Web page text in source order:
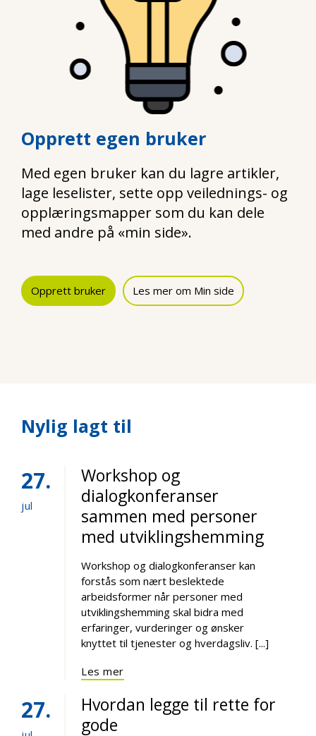
Opprett egen bruker
Med egen bruker kan du lagre artikler,
lage leselister, sette opp veilednings- og
opplæringsmapper som du kan dele
med andre på «min side».
Opprett bruker Les mer om Min side
Nylig lagt til
27
jul
Workshop og
dialogkonferanser
sammen med personer
med utviklingshemming
Workshop og dialogkonferanser kan
forstås som nært beslektede
arbeidsformer når personer med
utviklingshemming skal bidra med
erfaringer, vurderinger og ønsker
knyttet til tjenester og hverdagsliv. [...]
Les mer
27
Hvordan legge til rette for
gode